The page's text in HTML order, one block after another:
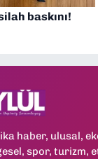
baskını!
haber, ulusal,
spor, turizm,